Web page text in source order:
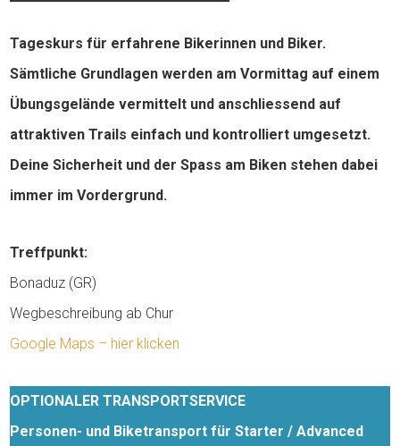
Tageskurs für erfahrene Bikerinnen und Biker.
Sämtliche Grundlagen werden am Vormittag auf einem
Übungsgelände vermittelt und anschliessend auf
attraktiven Trails einfach und kontrolliert umgesetzt.
Deine Sicherheit und der Spass am Biken stehen dabei
immer im Vordergrund.
Treffpunkt:
Bonaduz (GR)
Wegbeschreibung ab Chur
Google Maps – hier klicken
OPTIONALER TRANSPORTSERVICE
Personen- und Biketransport für Starter / Advanced